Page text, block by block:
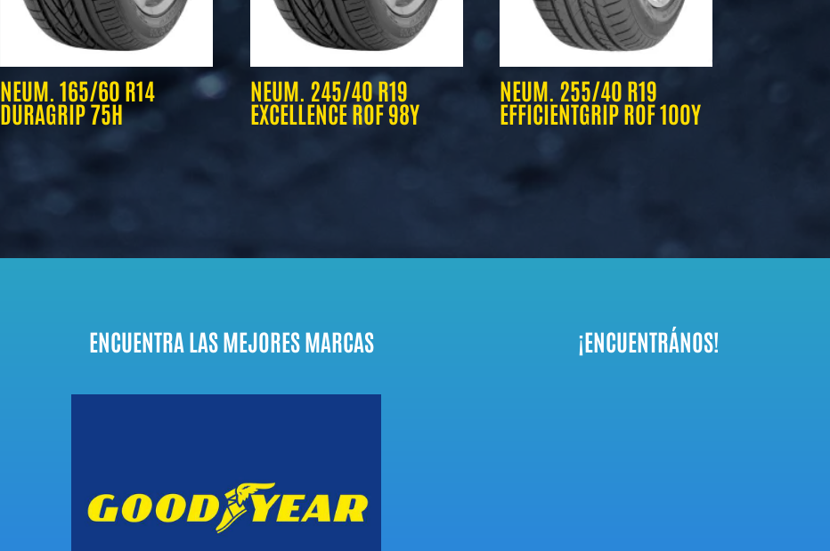
NEUM. 165/60 R14
DURAGRIP 75H
NEUM. 245/40 R19
EXCELLENCE ROF 98Y
NEUM. 255/40 R19
EFFICIENTGRIP ROF 100Y
ENCUENTRA LAS MEJORES MARCAS ¡ENCUENTRÁNOS!